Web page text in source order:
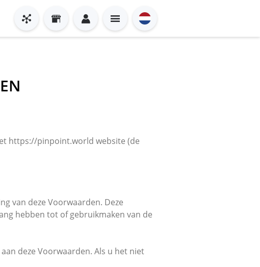
https://pinpoint.world website (de
van deze Voorwaarden. Deze
hebben tot of gebruikmaken van de
deze Voorwaarden. Als u het niet